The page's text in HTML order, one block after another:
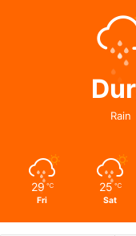
Rain
29 ℃
Fri
25 ℃
Sat